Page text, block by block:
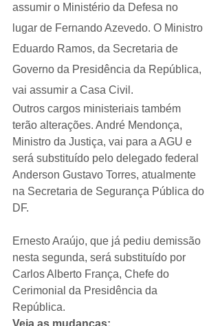
assumir o Ministério da Defesa no
lugar de Fernando Azevedo. O Ministro
Eduardo Ramos, da Secretaria de
Governo da Presidência da República,
vai assumir a Casa Civil.
Outros cargos ministeriais também
terão alterações. André Mendonça,
Ministro da Justiça, vai para a AGU e
será substituído pelo delegado federal
Anderson Gustavo Torres, atualmente
na Secretaria de Segurança Pública do
DF.
Ernesto Araújo, que já pediu demissão
nesta segunda, será substituído por
Carlos Alberto França, Chefe do
Cerimonial da Presidência da
República.
Veja as mudanças: